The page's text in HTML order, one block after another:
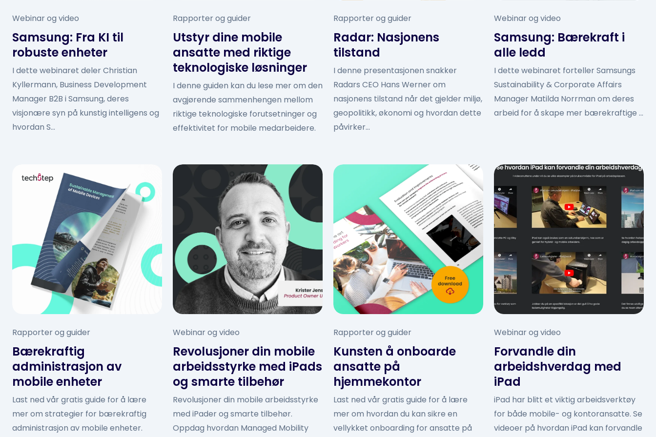
Webinar og video
Samsung: Fra KI til
robuste enheter
I dette webinaret deler Christian
Kyllermann, Business Development
Manager B2B i Samsung, deres
visjonære syn på kunstig intelligens og
hvordan S...
Rapporter og guider
Utstyr dine mobile
ansatte med riktige
teknologiske løsninger
I denne guiden kan du lese mer om den
avgjørende sammenhengen mellom
riktige teknologiske forutsetninger og
effektivitet for mobile medarbeidere.
Rapporter og guider
Radar: Nasjonens
tilstand
I denne presentasjonen snakker
Radars CEO Hans Werner om
nasjonens tilstand når det gjelder miljø,
geopolitikk, økonomi og hvordan dette
påvirker...
Webinar og video
Samsung: Bærekraft i
alle ledd
I dette webinaret forteller Samsungs
Sustainability & Corporate Affairs
Manager Matilda Norrman om deres
arbeid for å skape mer bærekraftige ...
Rapporter og guider
Bærekraftig
administrasjon av
mobile enheter
Last ned vår gratis guide for å lære
mer om strategier for bærekraftig
administrasjon av mobile enheter.
Webinar og video
Revolusjoner din mobile
arbeidsstyrke med iPads
og smarte tilbehør
Revolusjoner din mobile arbeidsstyrke
med iPader og smarte tilbehør.
Oppdag hvordan Managed Mobility
Rapporter og guider
Kunsten å onboarde
ansatte på
hjemmekontor
Last ned vår gratis guide for å lære
mer om hvordan du kan sikre en
vellykket onboarding for ansatte på
Webinar og video
Forvandle din
arbeidshverdag med
iPad
iPad har blitt et viktig arbeidsverktøy
for både mobile- og kontoransatte. Se
videoer på hvordan iPad kan forvandle